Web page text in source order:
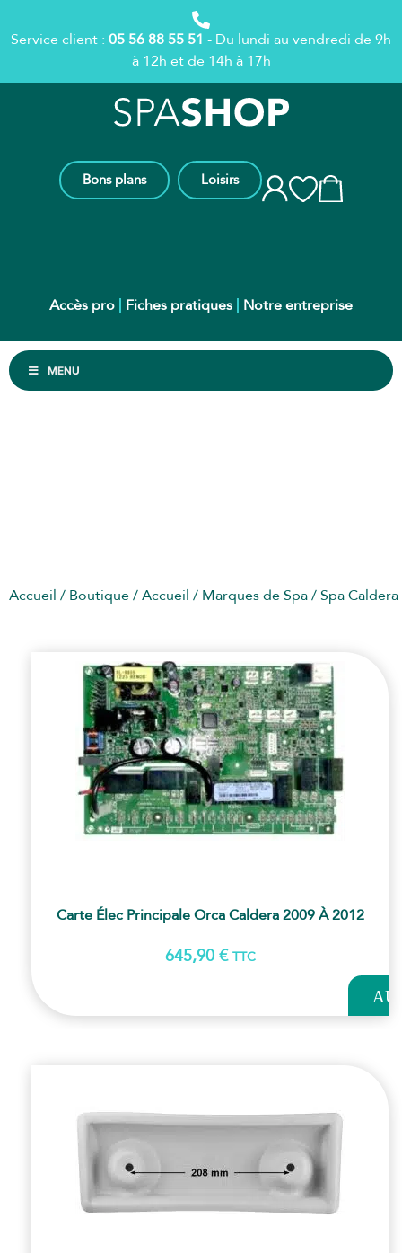
Service client : 05 56 88 55 51 - Du lundi au vendredi de 9h
à 12h et de 14h à 17h
Bons plans Loisirs
Accès pro Fiches pratiques Notre entreprise
MENU
Accueil / Boutique/Accueil / Marques de Spa/ Spa Caldera
Carte Élec Principale Orca Caldera 2009 À 2012
645,90 € TTC
AU